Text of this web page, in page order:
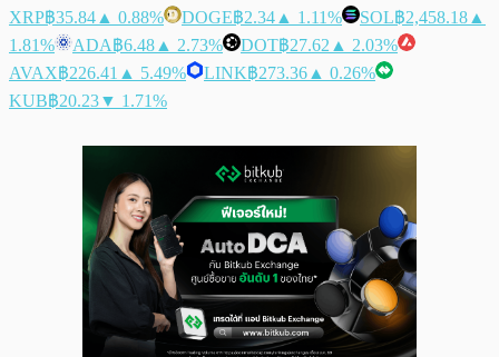
XRP฿35.84 ▲ 0.88% DOGE฿2.34 ▲ 1.11% SOL฿2,458.18 ▲
1.81%
ADA฿6.48 ▲ 2.73% DOT฿27.62 ▲ 2.03%
AVAX฿226.41 ▲ 5.49% LINK฿273.36 ▲ 0.26%
KUB฿20.23▼ 1.71%